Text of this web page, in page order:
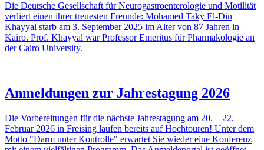
Die Deutsche Gesellschaft für Neuro­gastro­enterologie und Motilität
verliert einen ihrer treuesten Freunde: Mohamed Taky El-Din
Khayyal starb am 3. September 2025 im Alter von 87 Jahren in
Kairo. Prof. Khayyal war Professor Emeritus für Pharmakologie an
der Cairo University.
Anmeldungen zur Jahrestagung 2026
Die Vorbereitungen für die nächste Jahrestagung am 20. – 22.
Februar 2026 in Freising laufen bereits auf Hochtouren! Unter dem
Motto "Darm unter Kontrolle" erwartet Sie wieder eine Konferenz